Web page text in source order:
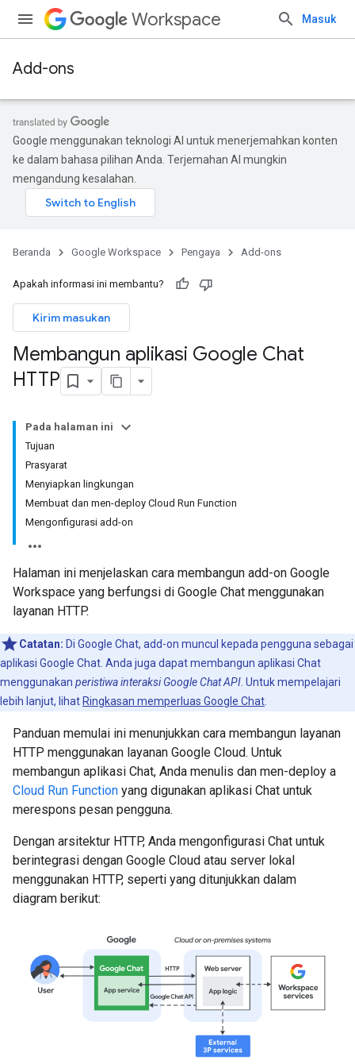
Workspace Masuk
Add-ons
Google menggunakan teknologi AI untuk menerjemahkan konten
ke dalam bahasa pilihan Anda. Terjemahan AI mungkin
mengandung kesalahan.
Beranda Google Workspace Pengaya Add-ons
Apakah informasi ini membantu?
Kirim masukan
Membangun aplikasi Google Chat
HTTP
Pada halaman ini
Tujuan
Prasyarat
Menyiapkan lingkungan
Membuat dan men-deploy Cloud Run Function
Mengonfigurasi add-on
Halaman ini menjelaskan cara membangun add-on Google
Workspace yang berfungsi di Google Chat menggunakan
layanan HTTP.
Catatan: Di Google Chat, add-on muncul kepada pengguna sebagai
aplikasi Google Chat. Anda juga dapat membangun aplikasi Chat
menggunakan peristiwa interaksi Google Chat API . Untuk mempelajari
lebih lanjut, lihat Ringkasan memperluas Google Chat
Panduan memulai ini menunjukkan cara membangun layanan
HTTP menggunakan layanan Google Cloud. Untuk
membangun aplikasi Chat, Anda menulis dan men-deploy a
Cloud Run Function yang digunakan aplikasi Chat untuk
merespons pesan pengguna.
Dengan arsitektur HTTP, Anda mengonfigurasi Chat untuk
berintegrasi dengan Google Cloud atau server lokal
menggunakan HTTP, seperti yang ditunjukkan dalam
diagram berikut: